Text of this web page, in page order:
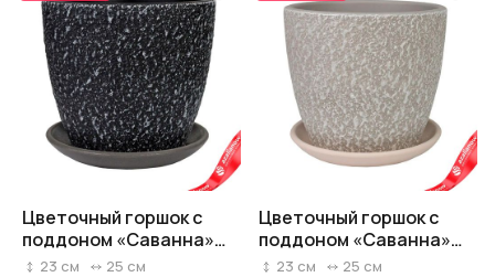
Цветочный горшок с
поддоном «Саванна»
(бетон), D25xH23,5см,
23 см 25 см
Цветочный горшок с
поддоном «Саванна»
(бетон), D25xH23,5см,
23 см 25 см